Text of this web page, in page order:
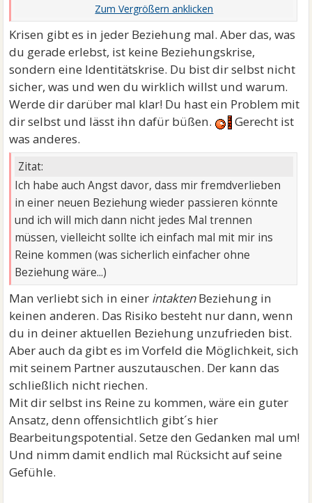
wird sich mit der Zeit herausstellen.
Krisen gibt es in jeder Beziehung mal. Aber das, was
du gerade erlebst, ist keine Beziehungskrise,
sondern eine Identitätskrise. Du bist dir selbst nicht
sicher, was und wen du wirklich willst und warum.
Werde dir darüber mal klar! Du hast ein Problem mit
dir selbst und lässt ihn dafür büßen.
Gerecht ist
was anderes.
Zitat:
Ich habe auch Angst davor, dass mir fremdverlieben
in einer neuen Beziehung wieder passieren könnte
und ich will mich dann nicht jedes Mal trennen
müssen, vielleicht sollte ich einfach mal mit mir ins
Reine kommen (was sicherlich einfacher ohne
Beziehung wäre...)
Man verliebt sich in einer intaktenBeziehung in
keinen anderen. Das Risiko besteht nur dann, wenn
du in deiner aktuellen Beziehung unzufrieden bist.
Aber auch da gibt es im Vorfeld die Möglichkeit, sich
mit seinem Partner auszutauschen. Der kann das
schließlich nicht riechen.
Mit dir selbst ins Reine zu kommen, wäre ein guter
Ansatz, denn offensichtlich gibt´s hier
Bearbeitungspotential. Setze den Gedanken mal um!
Und nimm damit endlich mal Rücksicht auf seine
Gefühle.